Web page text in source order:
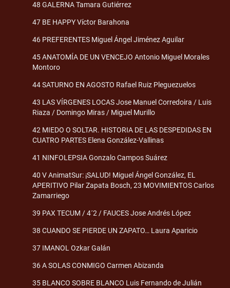
48 GALERNA Tamara Gutiérrez
47 BE HAPPY Víctor Barahona
46 PREFERENTES Miguel Ángel Jiménez Aguilar
45 ANATOMÍA DE UN VENCEJO Antonio Miguel Morales
Montoro
44 SATURNO EN AGOSTO Rafael Ruiz Pleguezuelos
43 LAS VÍRGENES LOCAS Jose Manuel Corredoira / Luis
Riaza / Domingo Miras / Miguel Murillo
42 MIEDO O SOLTAR. HISTORIA DE LAS DESPEDIDAS EN
CUATRO PARTES Elena González-Vallinas
41 NINFOLEPSIA Gonzalo Campos Suárez
40 V AnimatSur: ¡SALUD! Miguel Ángel González, EL
APERITIVO Pilar Zapata Bosch, 23 MOVIMIENTOS Carlos
Zamarriego
39 PAX TECUM / 4´2 / FAUCES Jose Andrés López
38 CUANDO SE PIERDE UN ZAPATO… Laura Aparicio
37 IMANOL Ozkar Galán
36 A SOLAS CONMIGO Carmen Abizanda
35 BLANCO SOBRE BLANCO Luis Fernando de Julián